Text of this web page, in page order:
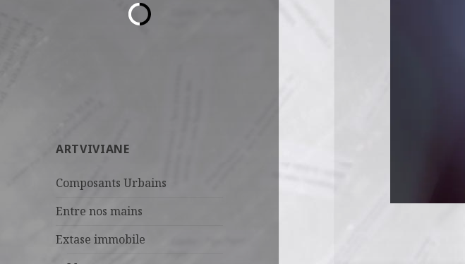
ARTVIVIANE
Composants Urbains
Entre nos mains
Extase immobile